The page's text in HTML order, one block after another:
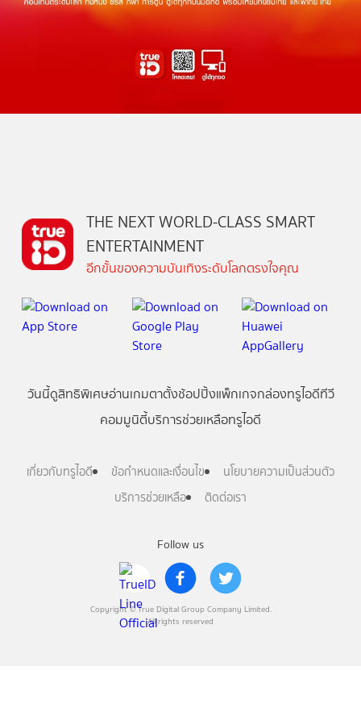
Follow us
Copyright © True Digital Group Company Limited.
All rights reserved
THE NEXT WORLD-CLASS SMART
ENTERTAINMENT
อีกขั้นของความบันเทิงระดับโลกตรงใจคุณ
วันนี้ดูสิทธิพิเศษอ่านเกมตาตั้งช้อปปิ้งแพ็กเกจกล่องทรูไอดีทีวี
คอมมูนิตี้บริการช่วยเหลือทรูไอดี
เกี่ยวกับทรูไอดี ข้อกำหนดและเงื่อนไข
นโยบายความเป็นส่วนตัว
บริการช่วยเหลือ
ติดต่อเรา